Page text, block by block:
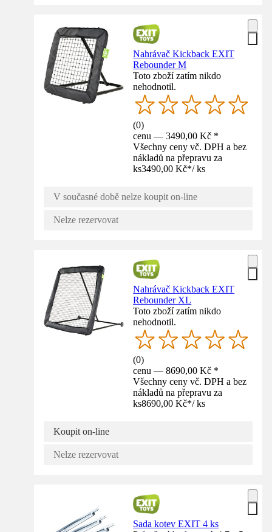
Nahrávač Kickback EXIT
Rebounder M
Toto zboží zatím nikdo
nehodnotil.
(0)
cenu — 3490,00 Kč *
Všechny ceny vč. DPH a bez
nákladů na přepravu za
ks3490,00 Kč*/ ks
V současné době nelze koupit on-line
Nelze rezervovat
Nahrávač Kickback EXIT
Rebounder XL
Toto zboží zatím nikdo
nehodnotil.
(0)
cenu — 8690,00 Kč *
Všechny ceny vč. DPH a bez
nákladů na přepravu za
ks8690,00 Kč*/ ks
Koupit on-line
Nelze rezervovat
Sada kotev EXIT 4 ks